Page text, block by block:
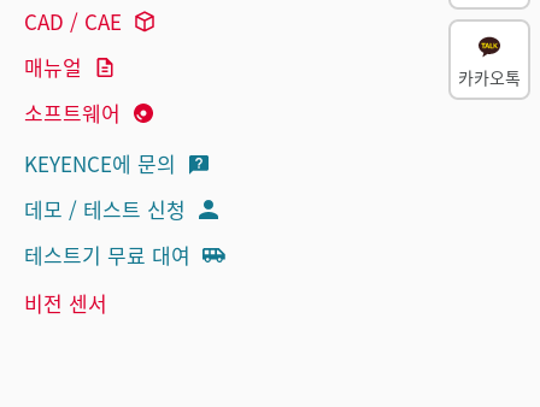
CAD / CAE
매뉴얼
소프트웨어
KEYENCE에 문의
데모 / 테스트 신청
테스트기 무료 대여
비전 센서
카카오톡